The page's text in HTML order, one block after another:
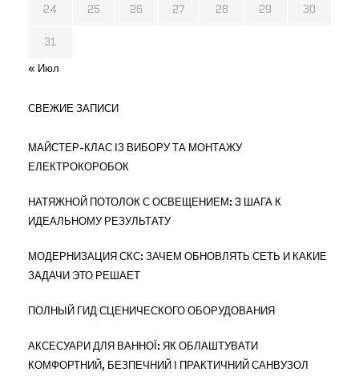
24 25 26 27 28 29 30
31
« Июл
СВЕЖИЕ ЗАПИСИ
МАЙСТЕР-КЛАС ІЗ ВИБОРУ ТА МОНТАЖУ
ЕЛЕКТРОКОРОБОК
НАТЯЖНОЙ ПОТОЛОК С ОСВЕЩЕНИЕМ: 3 ШАГА К
ИДЕАЛЬНОМУ РЕЗУЛЬТАТУ
МОДЕРНИЗАЦИЯ СКС: ЗАЧЕМ ОБНОВЛЯТЬ СЕТЬ И КАКИЕ
ЗАДАЧИ ЭТО РЕШАЕТ
ПОЛНЫЙ ГИД СЦЕНИЧЕСКОГО ОБОРУДОВАНИЯ
АКСЕСУАРИ ДЛЯ ВАННОЇ: ЯК ОБЛАШТУВАТИ
КОМФОРТНИЙ, БЕЗПЕЧНИЙ І ПРАКТИЧНИЙ САНВУЗОЛ